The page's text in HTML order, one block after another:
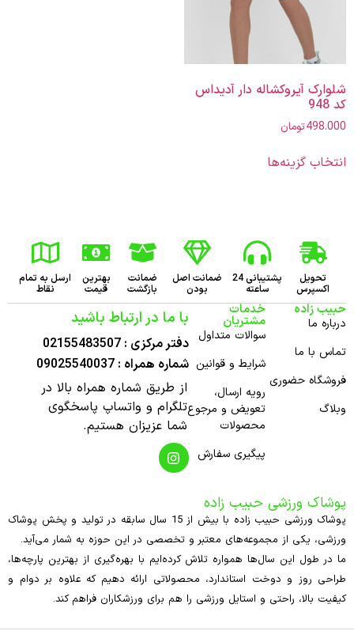
شلوارک آیروکشاله دار آدیداس
کد 948
498.000تومان
انتخاب گزینه‌ها
تحویل
اکسپرس
پشتیبانی 24
ساعته
ضمانت اصل
بودن
ضمانت
بازگشت
بهترین
قیمت
ارسل به تمام
نقاط
حبیب زاده
درباره ما
تماس با ما
فروشگاه حضوری
وبلاگ
خدمات
مشتریان
سوالات متداول
شرایط و قوانین
رویه ارسال،
تعویض و مرجوع
محصولات
پیگیری سفارش
با ما در ارتباط باشید
دفتر مرکزی : 02155483507
شماره همراه : 09025540037
از طریق شماره همراه بالا در
تلگرام و واتساپ پاسخگوی
شما عزیزان هستیم.
پوشاک ورزشی حبیب زاده
پوشاک ورزشی حبیب زاده با بیش از 15 سال سابقه در تولید و پخش پوشاک
ورزشی، یکی از مجموعه‌های معتبر و تخصصی در این حوزه به شمار می‌آید.
ما در طول این سال‌ها همواره تلاش کرده‌ایم با بهره‌گیری از بهترین پارچه‌ها،
طراحی روز و دوخت استاندارد، محصولاتی ارائه دهیم که علاوه بر دوام و
کیفیت بالا، راحتی و استایل ورزشی را هم برای ورزشکاران فراهم کند.